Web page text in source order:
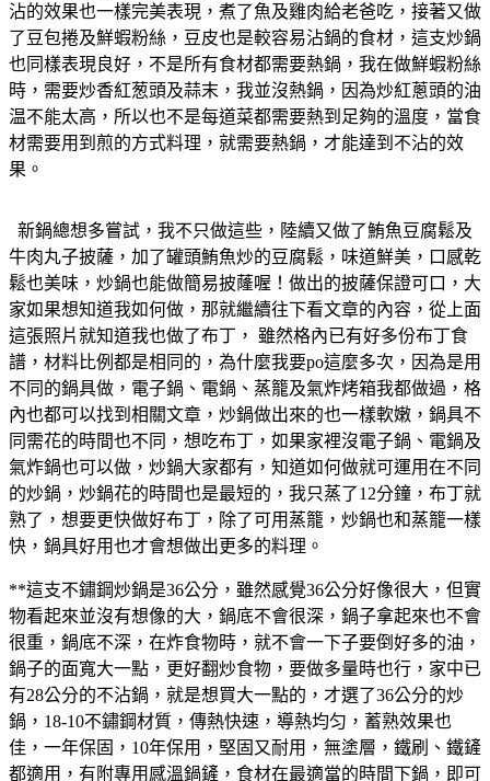
沾的效果也一樣完美表現，煮了魚及雞肉給老爸吃，接著又做
了豆包捲及鮮蝦粉絲，豆皮也是較容易沾鍋的食材，這支炒鍋
也同樣表現良好，不是所有食材都需要熱鍋，我在做鮮蝦粉絲
時，需要炒香紅葱頭及蒜末，我並沒熱鍋，因為炒紅蔥頭的油
温不能太高，所以也不是每道菜都需要熱到足夠的溫度，當食
材需要用到煎的方式料理，就需要熱鍋，才能達到不沾的效
果。
新鍋總想多嘗試，我不只做這些，陸續又做了鮪魚豆腐鬆及
牛肉丸子披薩，加了罐頭鮪魚炒的豆腐鬆，味道鮮美，口感乾
鬆也美味，炒鍋也能做簡易披蕯喔！做出的披薩保證可口，大
家如果想知道我如何做，那就繼續往下看文章的內容，從上面
這張照片就知道我也做了布丁， 雖然格內已有好多份布丁食
譜，材料比例都是相同的，為什麼我要po這麼多次，因為是用
不同的鍋具做，電子鍋、電鍋、蒸籠及氣炸烤箱我都做過，格
內也都可以找到相關文章，炒鍋做出來的也一樣軟嫩，鍋具不
同需花的時間也不同，想吃布丁，如果家裡沒電子鍋、電鍋及
氣炸鍋也可以做，炒鍋大家都有，知道如何做就可運用在不同
的炒鍋，炒鍋花的時間也是最短的，我只蒸了12分鐘，布丁就
熟了，想要更快做好布丁，除了可用蒸籠，炒鍋也和蒸籠一樣
快，鍋具好用也才會想做出更多的料理。
**這支不鏽鋼炒鍋是36公分，雖然感覺36公分好像很大，但實
物看起來並沒有想像的大，鍋底不會很深，鍋子拿起來也不會
很重，鍋底不深，在炸食物時，就不會一下子要倒好多的油，
鍋子的面寬大一點，更好翻炒食物，要做多量時也行，家中已
有28公分的不沾鍋，就是想買大一點的，才選了36公分的炒
鍋，18-10不鏽鋼材質，傳熱快速，導熱均匀，蓄熟效果也
佳，一年保固，10年保用，堅固又耐用，無塗層，鐵刷、鐵鏟
都適用，有附專用感溫鍋鏟，食材在最適當的時間下鍋，即可